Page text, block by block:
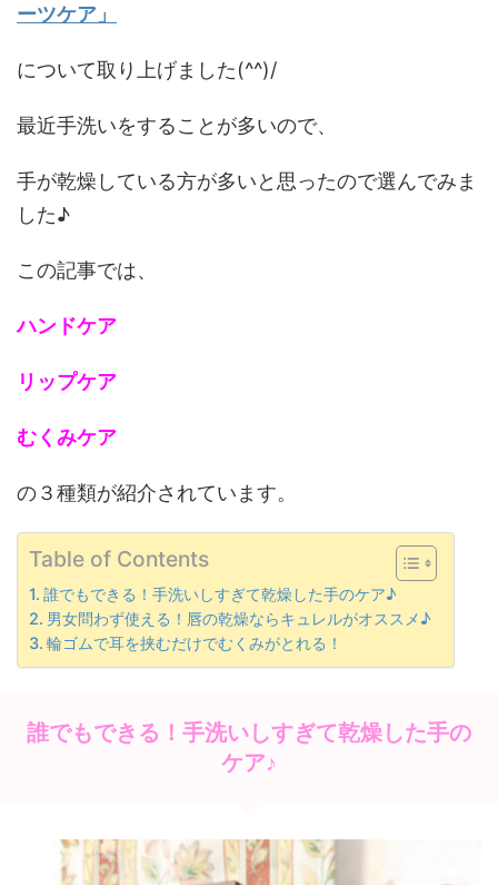
ーツケア」
について取り上げました(^^)/
最近手洗いをすることが多いので、
手が乾燥している方が多いと思ったので選んでみま
した♪
この記事では、
ハンドケア
リップケア
むくみケア
の３種類が紹介されています。
Table of Contents
誰でもできる！手洗いしすぎて乾燥した手のケア♪
男女問わず使える！唇の乾燥ならキュレルがオススメ♪
輪ゴムで耳を挟むだけでむくみがとれる！
誰でもできる！手洗いしすぎて乾燥した手の
ケア♪